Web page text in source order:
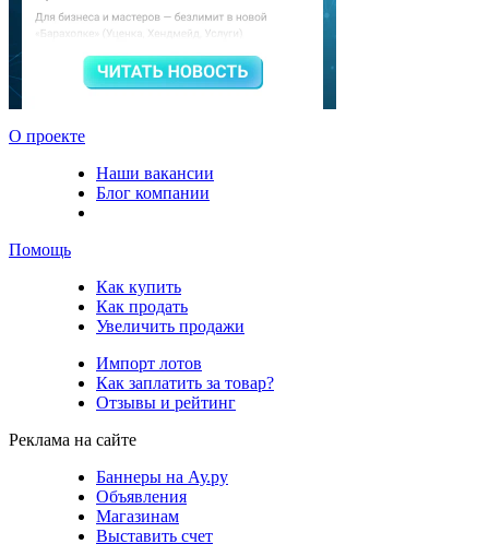
О проекте
Наши вакансии
Блог компании
Помощь
Как купить
Как продать
Увеличить продажи
Импорт лотов
Как заплатить за товар?
Отзывы и рейтинг
Реклама на сайте
Баннеры на Ау.ру
Объявления
Магазинам
Выставить счет